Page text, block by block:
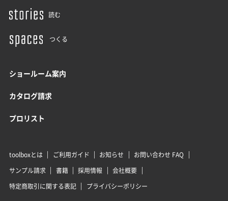
読む
つくる
ショールーム案内
カタログ請求
プロリスト
toolboxとは ご利用ガイド お知らせ
お問い合わせ FAQ
サンプル請求
書籍 採用情報
会社概要
特定商取引に関する表記
プライバシーポリシー